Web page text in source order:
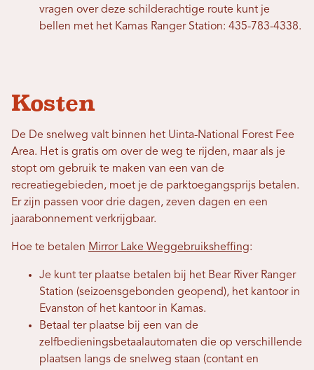
vragen over deze schilderachtige route kunt je
bellen met het Kamas Ranger Station: 435-783-4338.
Kosten
De De snelweg valt binnen het Uinta-National Forest Fee
Area. Het is gratis om over de weg te rijden, maar als je
stopt om gebruik te maken van een van de
recreatiegebieden, moet je de parktoegangsprijs betalen.
Er zijn passen voor drie dagen, zeven dagen en een
jaarabonnement verkrijgbaar.
Hoe te betalen Mirror Lake Weggebruiksheffing:
Je kunt ter plaatse betalen bij het Bear River Ranger
Station (seizoensgebonden geopend), het kantoor in
Evanston of het kantoor in Kamas.
Betaal ter plaatse bij een van de
zelfbedieningsbetaalautomaten die op verschillende
plaatsen langs de snelweg staan ​​(contant en